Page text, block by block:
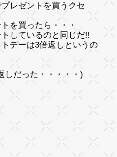
レゼントを買うクセ
を買ったら・・・
しているのと同じだ!!
デーは3倍返しというの
しだった・・・・・)